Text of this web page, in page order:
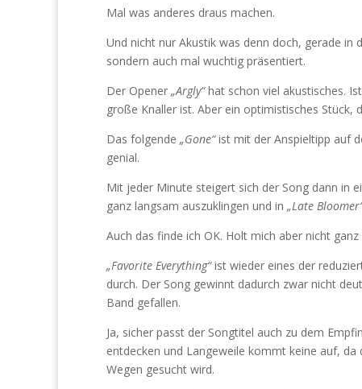
Mal was anderes draus machen.
Und nicht nur Akustik was denn doch, gerade
sondern auch mal wuchtig präsentiert.
Der Opener „Argly“hat schon viel akustisches.
große Knaller ist. Aber ein optimistisches Stück,
Das folgende „Gone“ist mit der Anspieltipp auf
genial.
Mit jeder Minute steigert sich der Song dann in
ganz langsam auszuklingen und in „Late
Auch das finde ich OK. Holt mich aber nicht
„Favorite Everything“ist wieder eines der
durch. Der Song gewinnt dadurch zwar nicht
Band gefallen.
Ja, sicher passt der Songtitel auch zu dem
entdecken und Langeweile kommt keine auf,
Wegen gesucht wird.